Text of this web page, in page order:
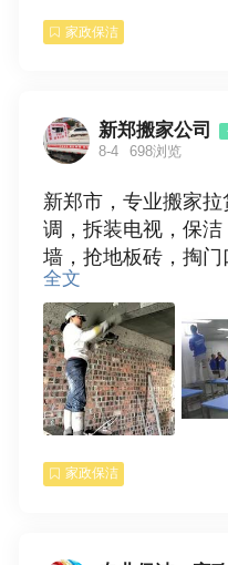
房屋修缮、防水补漏
家政保洁
新郑搬家公司
8-4 698浏览
新郑市，专业搬家
调，拆装电视，保
墙，抢地板砖，掏
垃圾，欢迎使用。
全文
家政保洁